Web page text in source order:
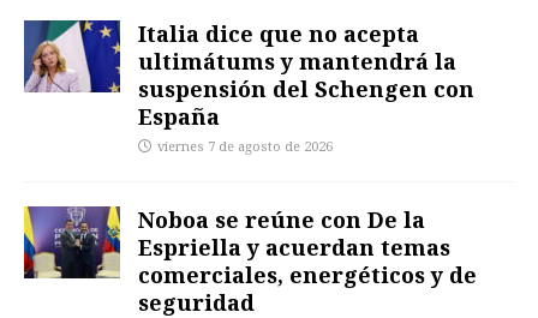
Italia dice que no acepta
ultimátums y mantendrá la
suspensión del Schengen con
España
viernes 7 de agosto de 2026
Noboa se reúne con De la
Espriella y acuerdan temas
comerciales, energéticos y de
seguridad